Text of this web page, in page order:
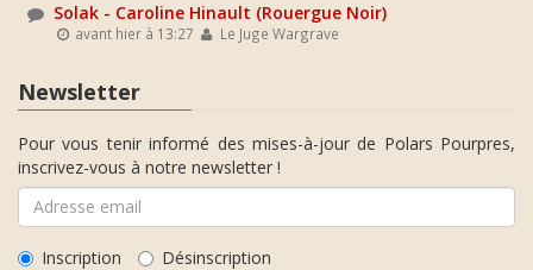
Solak - Caroline Hinault (Rouergue Noir)
avant hier à 13:27 Le Juge Wargrave
Newsletter
Pour vous tenir informé des mises-à-jour de Polars Pourpres,
inscrivez-vous à notre newsletter !
Inscription Désinscription